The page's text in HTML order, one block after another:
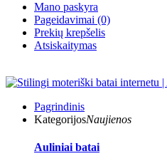
Mano paskyra
Pageidavimai (0)
Prekių krepšelis
Atsiskaitymas
Pagrindinis
KategorijosNaujienos
Auliniai batai